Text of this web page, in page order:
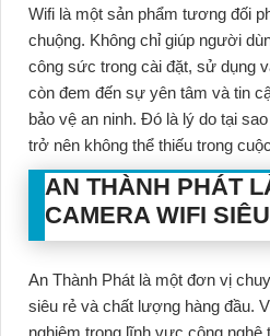
Wifi là một sản phẩm tương đối
chuộng. Không chỉ giúp người
công sức trong cài đặt, sử dụng
còn đem đến sự yên tâm và tin
bảo vệ an ninh. Đó là lý do tại
trở nên không thể thiếu trong
AN THÀNH PHÁT
CAMERA WIFI
An Thành Phát là một đơn vị
siêu rẻ và chất lượng hàng đầu.
nghiệm trong lĩnh vực công nghệ